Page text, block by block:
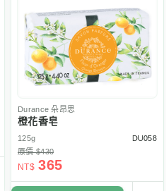
Durance 朵昂思
橙花香皂
125g
DU058
原價 $430
NT$ 365